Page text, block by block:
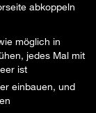
abkoppeln
möglich in
jedes Mal mit
ist
einbauen, und